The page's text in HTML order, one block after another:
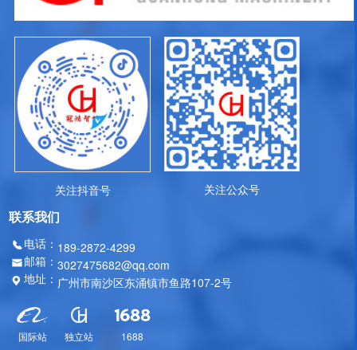
关注抖音号 关注公众号
联系我们
电话： 189-2872-4299
邮箱：3027475682@qq.com
地址： 广州市南沙区东涌镇市鱼路107-2号
国际站 独立站 1688